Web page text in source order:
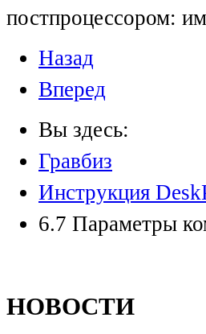
постпроцессором:
Назад
Вперед
Вы здесь:
Гравбиз
Инструкция
6.7 Параметры
НОВОСТИ